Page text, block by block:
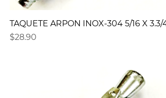
TAQUETE ARPON INOX-304 5/16 X 3.3/
Precio
$28.90